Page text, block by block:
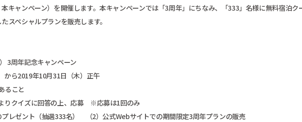
キャンペーン）を開催します。本キャンペーンでは「3周年」にちなみ、「333」名様に無料宿泊ク
スペシャルプランを販売します。
3周年記念キャンペーン
ら2019年10月31日（木）正午
ること
りクイズに回答の上、応募 ※応募は1回のみ
レゼント（抽選333名） （2）公式Webサイトでの期間限定3周年プランの販売